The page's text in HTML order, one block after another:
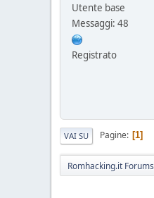
Utente base
Messaggi: 48
Registrato
VAI SU Pagine 1
Romhacking.it Forums